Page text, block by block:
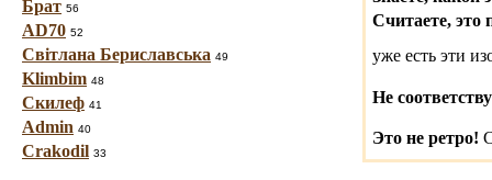
Брат 56
AD70 52
Світлана Бериславська 49
Klimbim 48
Скилеф 41
Admin 40
Crakodil 33
Считаете, это
уже есть эти
Не
Это не ретро!